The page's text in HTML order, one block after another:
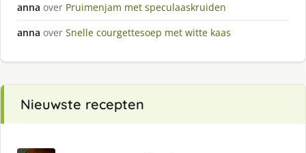
anna over Pruimenjam met speculaaskruiden
anna over Snelle courgettesoep met witte kaas
Nieuwste recepten